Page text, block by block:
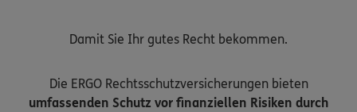
Damit Sie Ihr gutes Recht bekommen.
Die ERGO Rechtsschutzversicherungen bieten
umfassenden Schutz vor finanziellen Risiken durch